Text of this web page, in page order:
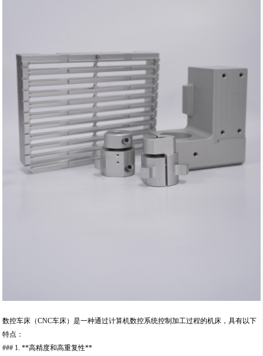
数控车床（CNC车床）是一种通过计算机数控系统控制加工过程的机床，具有以下
特点：
### 1. **高精度和高重复性**